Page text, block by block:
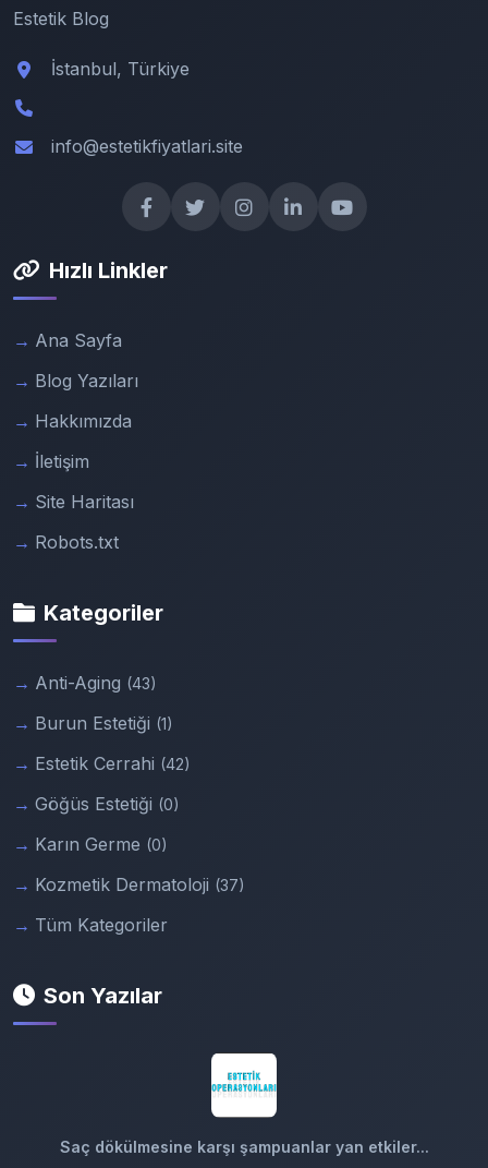
Estetik Blog
İstanbul, Türkiye
info@estetikfiyatlari.site
Hızlı Linkler
Ana Sayfa
Blog Yazıları
Hakkımızda
İletişim
Site Haritası
Robots.txt
Kategoriler
Anti-Aging (43)
Burun Estetiği (1)
Estetik Cerrahi (42)
Göğüs Estetiği (0)
Karın Germe (0)
Kozmetik Dermatoloji (37)
Tüm Kategoriler
Son Yazılar
Saç dökülmesine karşı şampuanlar yan etkiler...